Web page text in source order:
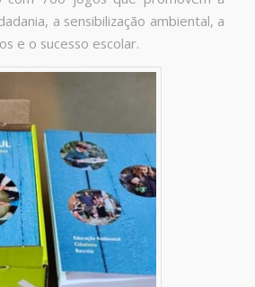
a sensibilização ambiental, a
e o sucesso escolar.